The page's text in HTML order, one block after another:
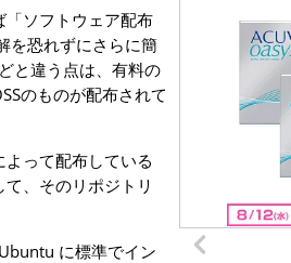
ソフトウェア配布
を恐れずにさらに簡
と違う点は、有料の
のものが配布されて
って配布している
、そのリポジトリ
に標準でイン